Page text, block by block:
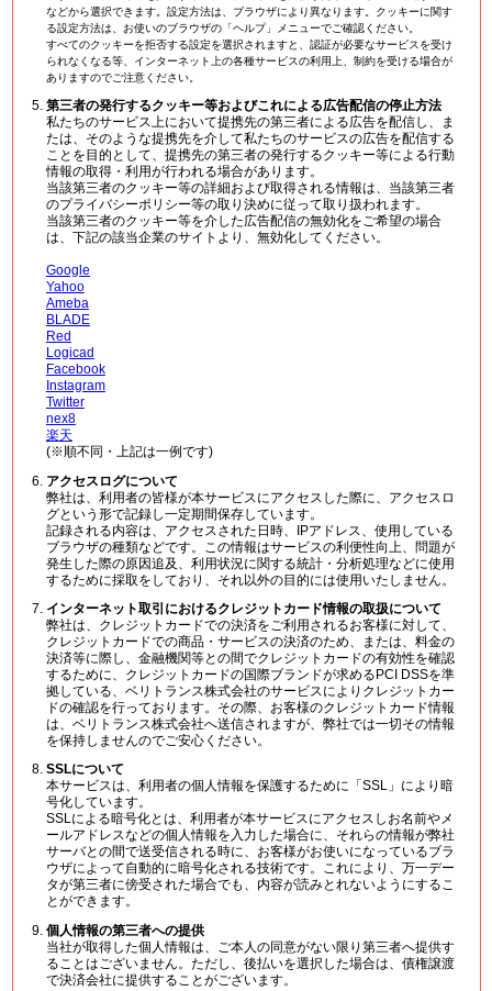
などから選択できます。設定方法は、ブラウザにより異なります。クッキーに関す
る設定方法は、お使いのブラウザの「ヘルプ」メニューでご確認ください。
すべてのクッキーを拒否する設定を選択されますと、認証が必要なサービスを受け
られなくなる等、インターネット上の各種サービスの利用上、制約を受ける場合が
ありますのでご注意ください。
第三者の発行するクッキー等およびこれによる広告配信の停止方法
私たちのサービス上において提携先の第三者による広告を配信し、ま
たは、そのような提携先を介して私たちのサービスの広告を配信する
ことを目的として、提携先の第三者の発行するクッキー等による行動
情報の取得・利用が行われる場合があります。
当該第三者のクッキー等の詳細および取得される情報は、当該第三者
のプライバシーポリシー等の取り決めに従って取り扱われます。
当該第三者のクッキー等を介した広告配信の無効化をご希望の場合
は、下記の該当企業のサイトより、無効化してください。
Google
Yahoo
Ameba
BLADE
Red
Logicad
Facebook
Instagram
Twitter
nex8
楽天
(※順不同・上記は一例です)
アクセスログについて
弊社は、利用者の皆様が本サービスにアクセスした際に、アクセスロ
グという形で記録し一定期間保存しています。
記録される内容は、アクセスされた日時、IPアドレス、使用している
ブラウザの種類などです。この情報はサービスの利便性向上、問題が
発生した際の原因追及、利用状況に関する統計・分析処理などに使用
するために採取をしており、それ以外の目的には使用いたしません。
インターネット取引におけるクレジットカード情報の取扱について
弊社は、クレジットカードでの決済をご利用されるお客様に対して、
クレジットカードでの商品・サービスの決済のため、または、料金の
決済等に際し、金融機関等との間でクレジットカードの有効性を確認
するために、クレジットカードの国際ブランドが求めるPCI DSSを準
拠している、ベリトランス株式会社のサービスによりクレジットカー
ドの確認を行っております。その際、お客様のクレジットカード情報
は、ベリトランス株式会社へ送信されますが、弊社では一切その情報
を保持しませんのでご安心ください。
SSLについて
本サービスは、利用者の個人情報を保護するために「SSL」により暗
号化しています。
SSLによる暗号化とは、利用者が本サービスにアクセスしお名前やメ
ールアドレスなどの個人情報を入力した場合に、それらの情報が弊社
サーバとの間で送受信される時に、お客様がお使いになっているブラ
ウザによって自動的に暗号化される技術です。これにより、万一デー
タが第三者に傍受された場合でも、内容が読みとれないようにするこ
とができます。
個人情報の第三者への提供
当社が取得した個人情報は、ご本人の同意がない限り第三者へ提供す
ることはございません。ただし、後払いを選択した場合は、債権譲渡
で決済会社に提供することがございます。